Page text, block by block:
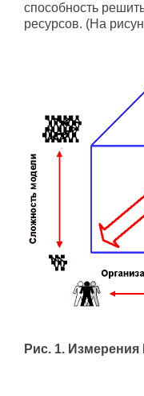
способность
ресурсов. (На
Рис. 1. Измерения